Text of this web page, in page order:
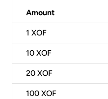
Amount
1 XOF
10 XOF
20 XOF
100 XOF